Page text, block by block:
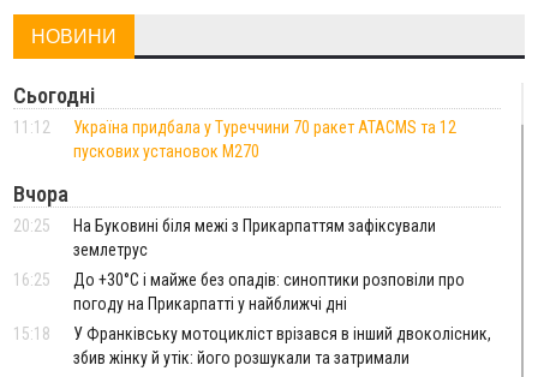
НОВИНИ
Сьогодні
11:12
Україна придбала у Туреччини 70 ракет ATACMS та 12
пускових установок M270
Вчора
20:25
На Буковині біля межі з Прикарпаттям зафіксували
землетрус
16:25
До +30°C і майже без опадів: синоптики розповіли про
погоду на Прикарпатті у найближчі дні
15:18
У Франківську мотоцикліст врізався в інший двоколісник,
збив жінку й утік: його розшукали та затримали